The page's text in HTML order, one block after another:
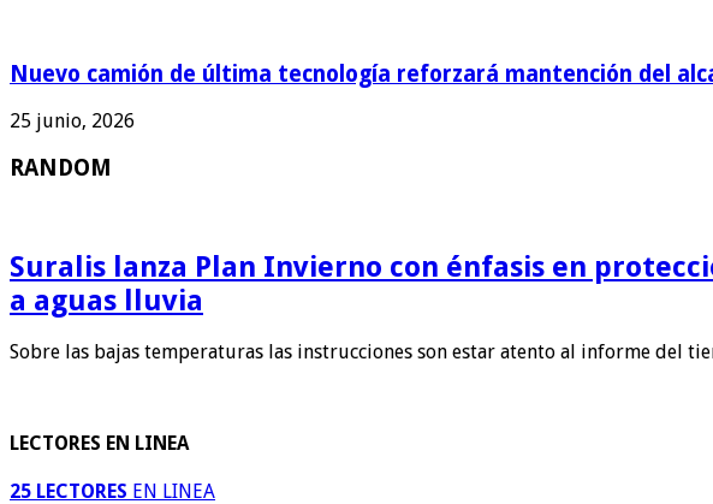
Nuevo camión de última tecnología reforzará mantención del
25 junio, 2026
RANDOM
Suralis lanza Plan Invierno con énfasis en
a aguas lluvia
Sobre las bajas temperaturas las instrucciones son estar atento al informe del
LECTORES EN LINEA
25 LECTORES EN LINEA